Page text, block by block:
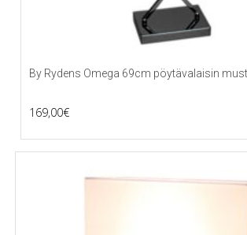
By Rydens Omega 69cm pöytävalaisin
169,00€